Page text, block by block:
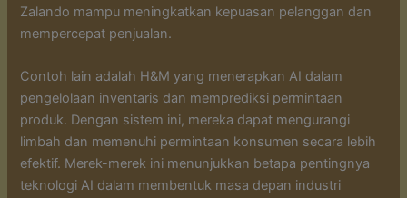
Zalando mampu meningkatkan kepuasan pelanggan dan
mempercepat penjualan.
Contoh lain adalah H&M yang menerapkan AI dalam
pengelolaan inventaris dan memprediksi permintaan
produk. Dengan sistem ini, mereka dapat mengurangi
limbah dan memenuhi permintaan konsumen secara lebih
efektif. Merek-merek ini menunjukkan betapa pentingnya
teknologi AI dalam membentuk masa depan industri